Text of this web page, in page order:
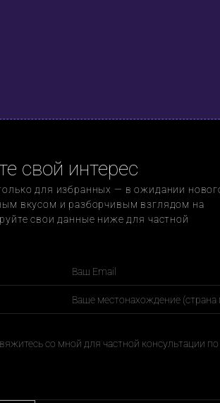
свой интерес
для избранных — в ожидании
вкусом и разборчивым взглядом на
свои данные ниже для частной